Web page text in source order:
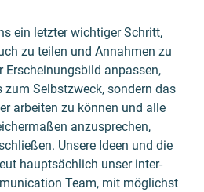
ein letzter wichtiger Schritt,
zu teilen und Annah­men zu
Erschei­nungs­bild anpassen,
Selbst­zweck, sondern das
arbeiten zu können und alle
anzu­sprechen,
Unsere Ideen und die
haupt­sächlich unser inter­
Team, mit möglichst